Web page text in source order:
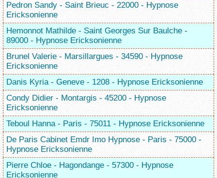
Pedron Sandy - Saint Brieuc - 22000 - Hypnose
Ericksonienne
Hemonnot Mathilde - Saint Georges Sur Baulche -
89000 - Hypnose Ericksonienne
Brunel Valerie - Marsillargues - 34590 - Hypnose
Ericksonienne
Danis Kyria - Geneve - 1208 - Hypnose Ericksonienne
Condy Didier - Montargis - 45200 - Hypnose
Ericksonienne
Teboul Hanna - Paris - 75011 - Hypnose Ericksonienne
De Paris Cabinet Emdr Imo Hypnose - Paris - 75000 -
Hypnose Ericksonienne
Pierre Chloe - Hagondange - 57300 - Hypnose
Ericksonienne